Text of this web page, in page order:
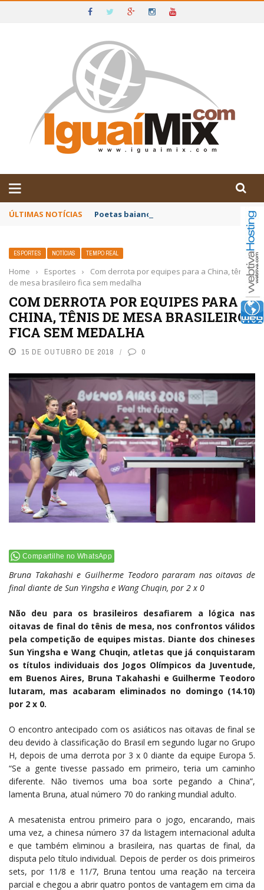
IGUAÍ E SUDOESTE DA BAHIA
ÚLTIMAS NOTÍCIAS Poetas baianos representam o Brasil no
ESPORTES NOTÍCIAS TEMPO REAL
Home › Esportes ›
Com derrota por equipes para a China, tênis
de mesa brasileiro fica sem medalha
COM DERROTA POR EQUIPES PARA A
CHINA, TÊNIS DE MESA BRASILEIRO
FICA SEM MEDALHA
15 DE OUTUBRO DE 2018 0
Compartilhe no WhatsApp
Bruna Takahashi e Guilherme Teodoro pararam nas oitavas de
final diante de Sun Yingsha e Wang Chuqin, por 2 x 0
Não deu para os brasileiros desafiarem a lógica nas
oitavas de final do tênis de mesa, nos confrontos válidos
pela competição de equipes mistas. Diante dos chineses
Sun Yingsha e Wang Chuqin, atletas que já conquistaram
os títulos individuais dos Jogos Olímpicos da Juventude,
em Buenos Aires, Bruna Takahashi e Guilherme Teodoro
lutaram, mas acabaram eliminados no domingo (14.10)
por 2 x 0.
O encontro antecipado com os asiáticos nas oitavas de final se
deu devido à classificação do Brasil em segundo lugar no Grupo
H, depois de uma derrota por 3 x 0 diante da equipe Europa 5.
“Se a gente tivesse passado em primeiro, teria um caminho
diferente. Não tivemos uma boa sorte pegando a China”,
lamenta Bruna, atual número 70 do ranking mundial adulto.
A mesatenista entrou primeiro para o jogo, encarando, mais
uma vez, a chinesa número 37 da listagem internacional adulta
e que também eliminou a brasileira, nas quartas de final, da
disputa pelo título individual. Depois de perder os dois primeiros
sets, por 11/8 e 11/7, Bruna tentou uma reação na terceira
parcial e chegou a abrir quatro pontos de vantagem em cima da